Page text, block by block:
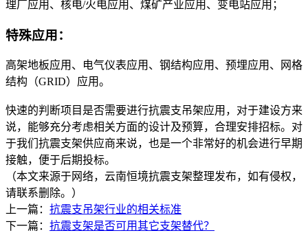
理厂应用、核电/火电应用、煤矿产业应用、变电站应用；
特殊应用：
高架地板应用、电气仪表应用、钢结构应用、预埋应用、网格
结构（GRID）应用。
快速的判断项目是否需要进行抗震支吊架应用，对于建设方来
说，能够充分考虑相关方面的设计及预算，合理安排招标。对
于我们抗震支架供应商来说，也是一个非常好的机会进行早期
接触，便于后期投标。
（本文来源于网络，云南恒境抗震支架整理发布，如有侵权，
请联系删除。）
上一篇： 抗震支吊架行业的相关标准
下一篇： 抗震支架是否可用其它支架替代？